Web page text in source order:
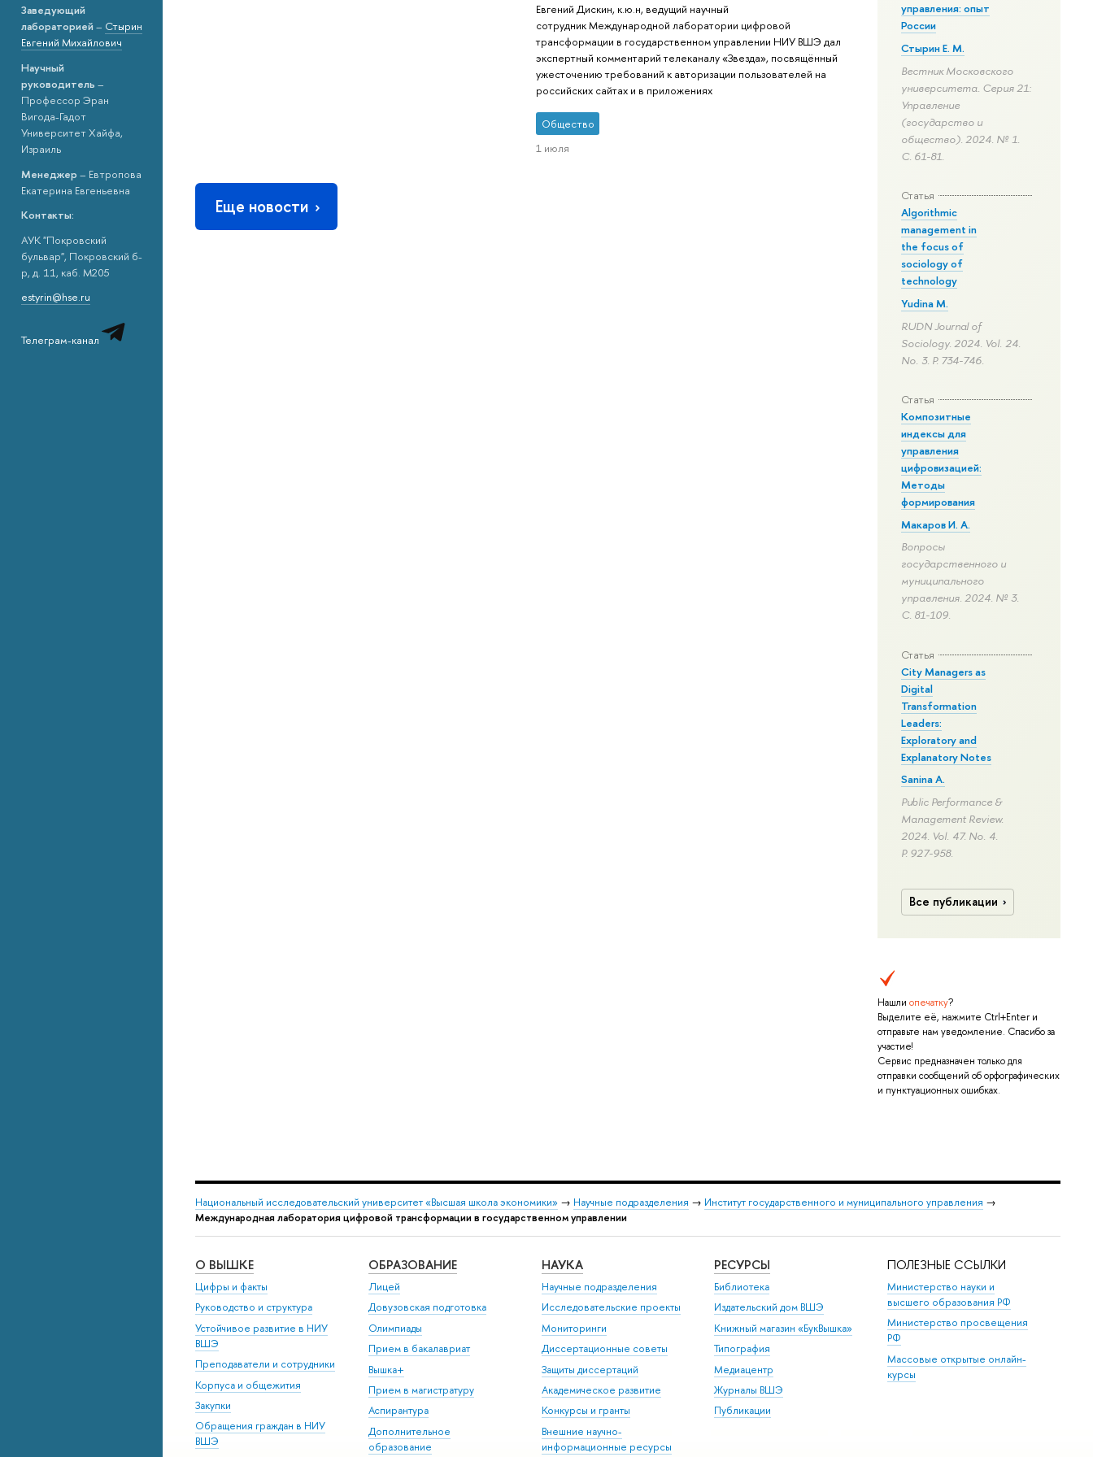
Заведующий
лабораторией – Стырин
Евгений Михайлович
Научный
руководитель –
Профессор Эран
Вигода-Гадот
Университет Хайфа,
Израиль
Менеджер – Евтропова
Екатерина Евгеньевна
Контакты:
АУК "Покровский
бульвар", Покровский б-
р, д. 11, каб. M205
estyrin@hse.ru
Телеграм-канал
управления: опыт
России
Стырин Е. М.
Вестник Московского
университета. Серия 21:
Управление
(государство и
общество). 2024. № 1.
С. 61-81.
Статья
Algorithmic
management in
the focus of
sociology of
technology
Yudina M.
RUDN Journal of
Sociology. 2024. Vol. 24.
No. 3. P. 734-746.
Статья
Композитные
индексы для
управления
цифровизацией:
Методы
формирования
Макаров И. А.
Вопросы
государственного и
муниципального
управления. 2024. № 3.
С. 81-109.
Статья
City Managers as
Digital
Transformation
Leaders:
Exploratory and
Explanatory Notes
Sanina A.
Public Performance &
Management Review.
2024. Vol. 47. No. 4.
P. 927-958.
Все публикации
Нашли опечатку?
Выделите её, нажмите Ctrl+Enter и
отправьте нам уведомление. Спасибо за
участие!
Сервис предназначен только для
отправки сообщений об орфографических
и пунктуационных ошибках.
Евгений Дискин, к.ю.н, ведущий научный
сотрудник Международной лаборатории цифровой
трансформации в государственном управлении НИУ ВШЭ дал
экспертный комментарий телеканалу «Звезда», посвящённый
ужесточению требований к авторизации пользователей на
российских сайтах и в приложениях
Общество
1 июля
Еще новости
Национальный исследовательский университет «Высшая школа экономики» → Научные подразделения → Институт государственного и муниципального управления →
Международная лаборатория цифровой трансформации в государственном управлении
О ВЫШКЕ
Цифры и факты
Руководство и структура
Устойчивое развитие в НИУ
ВШЭ
Преподаватели и сотрудники
Корпуса и общежития
Закупки
Обращения граждан в НИУ
ВШЭ
ОБРАЗОВАНИЕ
Лицей
Довузовская подготовка
Олимпиады
Прием в бакалавриат
Вышка+
Прием в магистратуру
Аспирантура
Дополнительное
образование
НАУКА
Научные подразделения
Исследовательские проекты
Мониторинги
Диссертационные советы
Защиты диссертаций
Академическое развитие
Конкурсы и гранты
Внешние научно-
информационные ресурсы
РЕСУРСЫ
Библиотека
Издательский дом ВШЭ
Книжный магазин «БукВышка»
Типография
Медиацентр
Журналы ВШЭ
Публикации
ПОЛЕЗНЫЕ ССЫЛКИ
Министерство науки и
высшего образования РФ
Министерство просвещения
РФ
Массовые открытые онлайн-
курсы